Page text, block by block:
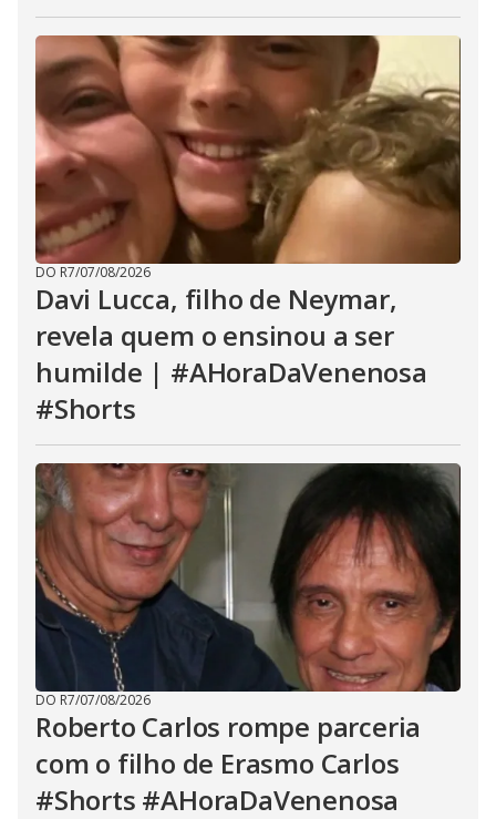
DO R7/07/08/2026
Davi Lucca, filho de Neymar,
revela quem o ensinou a ser
humilde | #AHoraDaVenenosa
#Shorts
DO R7/07/08/2026
Roberto Carlos rompe parceria
com o filho de Erasmo Carlos
#Shorts #AHoraDaVenenosa